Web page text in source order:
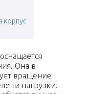
корпус
Она в
вращение
нагрузки.